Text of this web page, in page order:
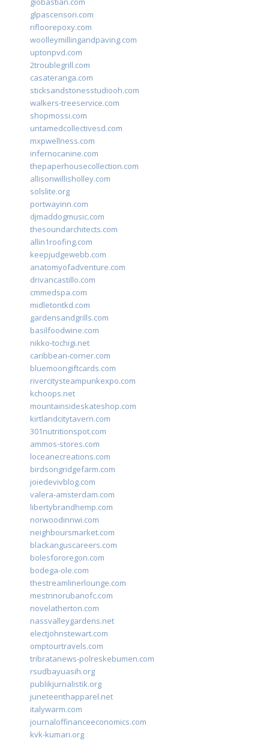
glpascensori.com
rifloorepoxy.com
woolleymillingandpaving.com
uptonpvd.com
2troublegrill.com
casateranga.com
sticksandstonesstudiooh.com
walkers-treeservice.com
shopmossi.com
untamedcollectivesd.com
mxpwellness.com
infernocanine.com
thepaperhousecollection.com
allisonwillisholley.com
solslite.org
portwayinn.com
djmaddogmusic.com
thesoundarchitects.com
allin1roofing.com
keepjudgewebb.com
anatomyofadventure.com
drivancastillo.com
cmmedspa.com
midletontkd.com
gardensandgrills.com
basilfoodwine.com
nikko-tochigi.net
caribbean-corner.com
bluemoongiftcards.com
rivercitysteampunkexpo.com
kchoops.net
mountainsideskateshop.com
kirtlandcitytavern.com
301nutritionspot.com
ammos-stores.com
loceanecreations.com
birdsongridgefarm.com
joiedevivblog.com
valera-amsterdam.com
libertybrandhemp.com
norwoodinnwi.com
neighboursmarket.com
blackanguscareers.com
bolesfororegon.com
bodega-ole.com
thestreamlinerlounge.com
mestrinorubanofc.com
novelatherton.com
nassvalleygardens.net
electjohnstewart.com
omptourtravels.com
tribratanews-polreskebumen.com
rsudbayuasih.org
publikjurnalistik.org
juneteenthapparel.net
italywarm.com
journaloffinanceeconomics.com
kvk-kumari.org